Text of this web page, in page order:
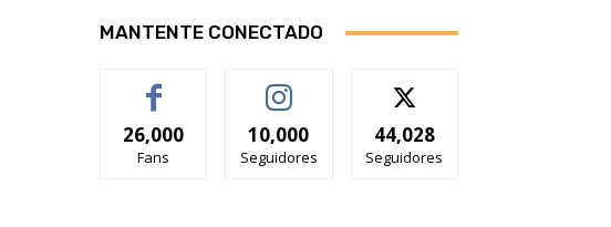
MANTENTE CONECTADO
26,000
Fans
10,000
Seguidores
44,028
Seguidores